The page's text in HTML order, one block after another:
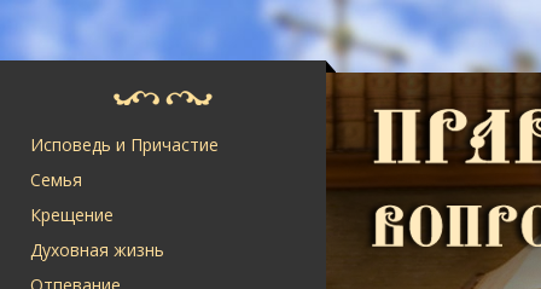
Исповедь и Причастие
Семья
Крещение
Духовная жизнь